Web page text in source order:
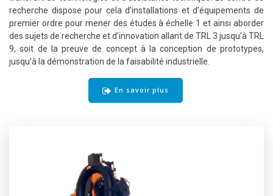
recherche dispose pour cela d’installations et d’équipements de
premier ordre pour mener des études à échelle 1 et ainsi aborder
des sujets de recherche et d’innovation allant de TRL 3 jusqu’à TRL
9, soit de la preuve de concept à la conception de prototypes,
jusqu’à la démonstration de la faisabilité industrielle.
En savoir plus